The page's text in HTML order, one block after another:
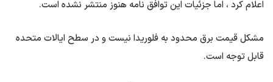
اعلام کرد ، اما جزئیات این توافق نامه هنوز منتشر نشده است.
مشکل قیمت برق محدود به فلوریدا نیست و در سطح ایالات متحده
قابل توجه است.